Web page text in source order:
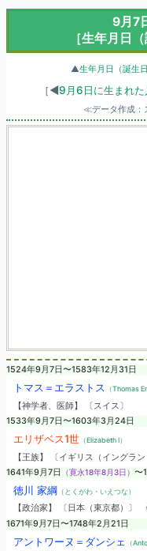
9月7
［生年月日
▲生年月日（誕生
［◀9月6日に生まれた
≪データ作成：
1524年9月7日〜1583年12月31日
トマス＝エラストス （Thomas
【神学者、医師】 〔スイス〕
1533年9月7日〜1603年3月24日
エリザベス1世（Elizabeth I）
【王族】 〔イギリス（イングラン
1641年9月7日
（寛永18年8月3日） 〜
徳川 家綱 （とくがわ・いえつな）
【政治家】 〔日本（東京都）〕
1671年9月7日〜1748年2月21日
アントワーヌ＝ダンシェ （